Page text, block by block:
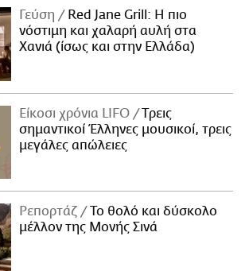
Γεύση
Red Jane Grill: Η πιο
νόστιμη και χαλαρή αυλή στα
Χανιά (ίσως και στην Ελλάδα)
Είκοσι χρόνια LIFO
Tρεις
σημαντικοί Έλληνες μουσικοί, τρεις
μεγάλες απώλειες
Ρεπορτάζ
Το θολό και δύσκολο
μέλλον της Μονής Σινά